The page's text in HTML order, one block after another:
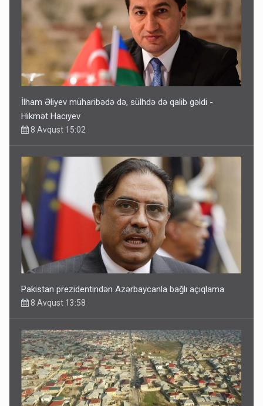
İlham Əliyev müharibədə də, sülhdə də qalib gəldi -
Hikmət Hacıyev
8 Avqust 15:02
Pakistan prezidentindən Azərbaycanla bağlı açıqlama
8 Avqust 13:58
Sənədsiz ev sahiblərinin nəzərinə: Çıxarış almaq üçün...
8 Avqust 13:10